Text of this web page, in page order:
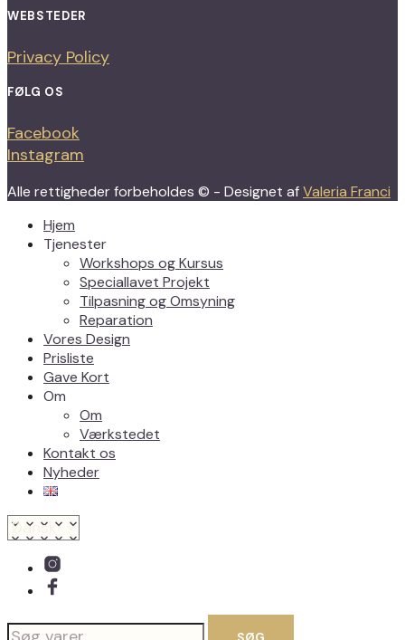
WEBSTEDER
Privacy Policy
FØLG OS
Facebook
Instagram
Alle rettigheder forbeholdes © - Designet afValeria Franci
Hjem
Tjenester
Workshops og Kursus
Speciallavet Projekt
Tilpasning og Omsyning
Reparation
Vores Design
Prisliste
Gave Kort
Om
Om
Værkstedet
Kontakt os
Nyheder
Søg